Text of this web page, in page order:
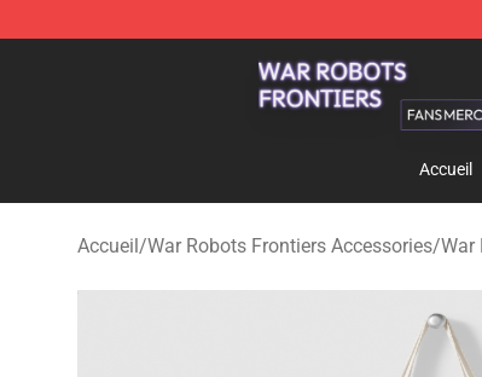
War Robots Frontiers Shop - Official War
Accueil
Accueil/War Robots Frontiers Accessories/War